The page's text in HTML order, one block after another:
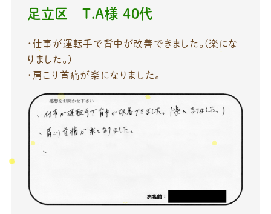
足立区 T.A様 40代
・仕事が運転手で背中が改善できました。(楽にな
りました。)
・肩こり首痛が楽になりました。